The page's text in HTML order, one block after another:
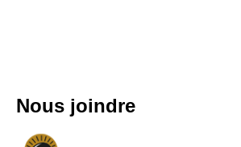
Nous joindre